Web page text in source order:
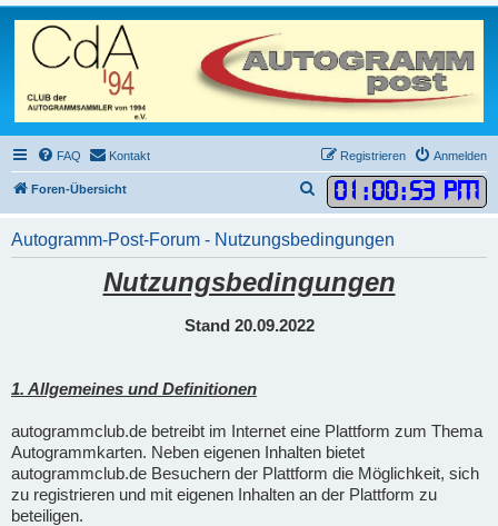
FAQ Kontakt Anmelden
Registrieren
Foren-Übersicht 01 :00:53 PM
u
c
e
Autogramm-Post-Forum - Nutzungsbedingungen
Nutzungsbedingungen
Stand 20.09.2022
1. Allgemeines und Definitionen
autogrammclub.de betreibt im Internet eine Plattform zum Thema
Autogrammkarten. Neben eigenen Inhalten bietet
autogrammclub.de Besuchern der Plattform die Möglichkeit, sich
zu registrieren und mit eigenen Inhalten an der Plattform zu
beteiligen.